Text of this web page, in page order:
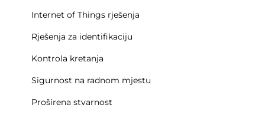
Internet of Things rješenja
Rješenja za identifikaciju
Kontrola kretanja
Sigurnost na radnom mjestu
Proširena stvarnost